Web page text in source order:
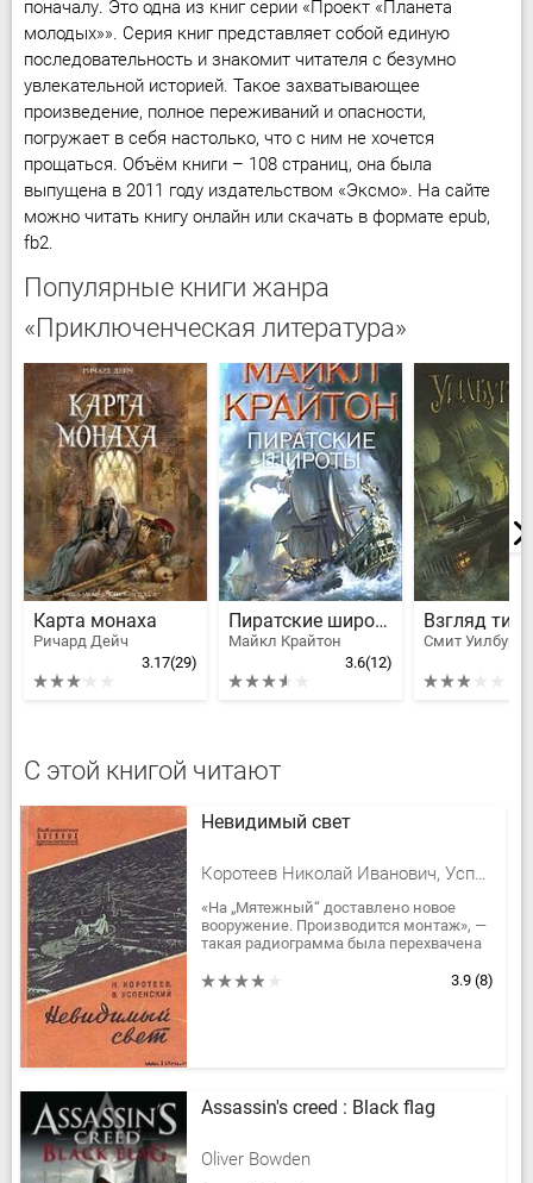
поначалу. Это одна из книг серии «Проект «Планета
молодых»». Серия книг представляет собой единую
последовательность и знакомит читателя с безумно
увлекательной историей. Такое захватывающее
произведение, полное переживаний и опасности,
погружает в себя настолько, что с ним не хочется
прощаться. Объём книги – 108 страниц, она была
выпущена в 2011 году издательством «Эксмо». На сайте
можно читать книгу онлайн или скачать в формате epub,
fb2.
Популярные книги жанра
«Приключенческая литература»
Карта монаха
Ричард Дейч
3.17(29)
Пиратские широты
Майкл Крайтон
3.6(12)
Взгляд
Смит Уилбур
С этой книгой читают
Невидимый свет
Коротеев Николай Иванович, Успенский Владимир Дмитриевич
«На „Мятежный“ доставлено новое
вооружение. Производится монтаж», —
такая радиограмма была перехвачена
радиограмму неизвестная станция...
3.9 (8)
Assassin's creed : Black flag
Oliver Bowden